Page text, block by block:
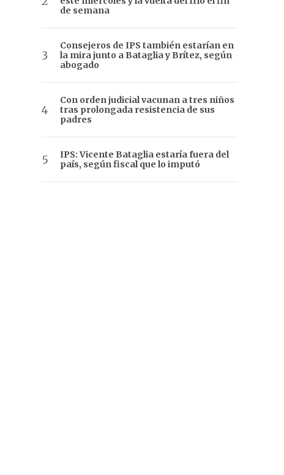
de semana
Consejeros de IPS también estarían en
la mira junto a Bataglia y Brítez, según
abogado
Con orden judicial vacunan a tres niños
tras prolongada resistencia de sus
padres
IPS: Vicente Bataglia estaría fuera del
país, según fiscal que lo imputó